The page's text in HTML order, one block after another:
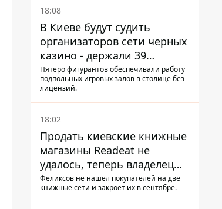
18:08
В Киеве будут судить
организаторов сети черных
казино - держали 39
заведений
Пятеро фигурантов обеспечивали работу
подпольных игровых залов в столице без
лицензий.
18:02
Продать киевские книжные
магазины Readeat не
удалось, теперь владелец
их просто закроет
Феликсов не нашел покупателей на две
книжные сети и закроет их в сентябре.